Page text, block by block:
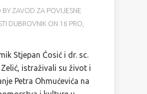
BY ZAVOD ZA POVIJESNE
DUBROVNIK ON 16 PRO,
Stjepan Ćosić i dr. sc.
istraživali su život i
Petra Ohmućevića na